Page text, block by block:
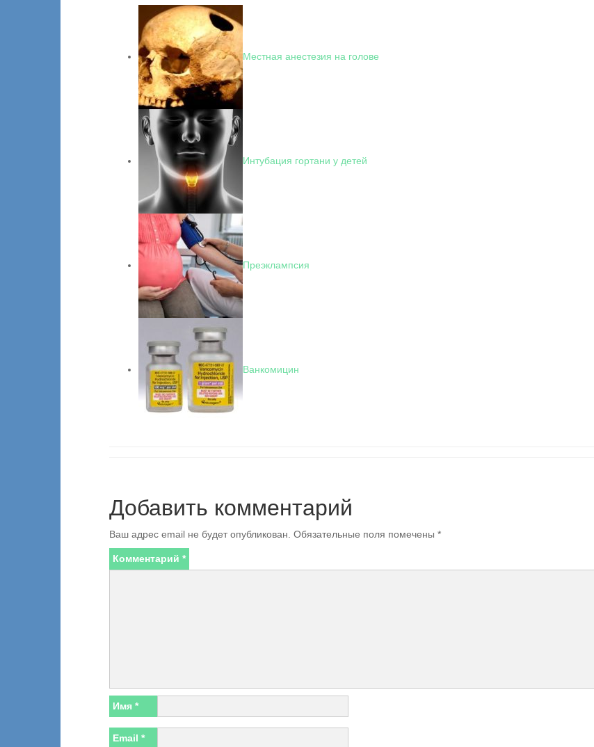
Местная анестезия на голове
Интубация гортани у детей
Преэклампсия
Ванкомицин
Добавить комментарий
Ваш адрес email не будет опубликован. Обязательные поля помечены *
Комментарий *
Имя *
Email *